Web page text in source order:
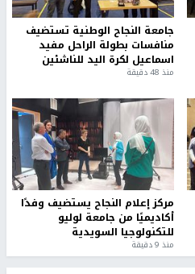
جامعة النجاح الوطنية تستضيف
منافسات بطولة الراحل مفيد
اسماعيل لكرة اليد للناشئين
منذ 48 دقيقة
مركز إعلام النجاح يستضيف وفدًا
أكاديميًا من جامعة لوليو
للتكنولوجيا السويدية
منذ 9 دقيقة